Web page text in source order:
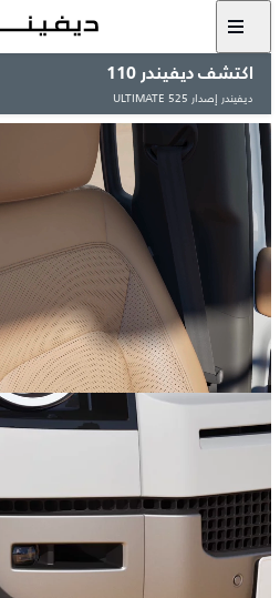
اكتشف ديفيندر 110
ديفيندر إصدار 525 ULTIMATE